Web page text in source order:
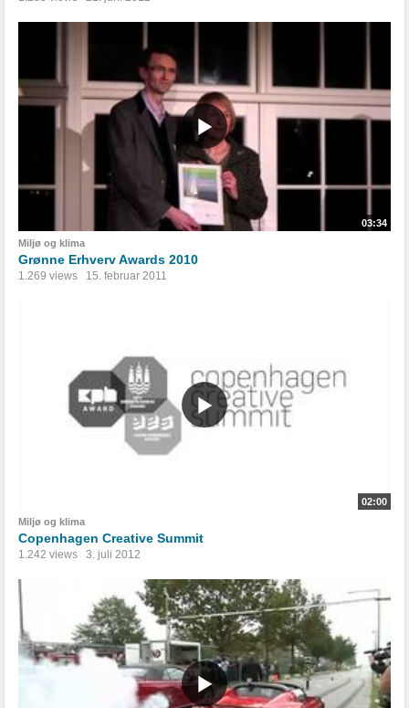
03:34
Miljø og klima
Grønne Erhverv Awards 2010
1.269 views 15. februar 2011
02:00
Miljø og klima
Copenhagen Creative Summit
1.242 views 3. juli 2012